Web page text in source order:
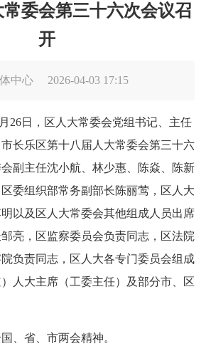
常委会第三十六次会议召
开
中心 2026-04-03 17:15
日，区人大常委会党组书记、主任
长乐区第十八届人大常委会第三十六
副主任沈小航、林少惠、陈焱、陈新
委组织部常务副部长陈丽莺，区人大
以及区人大常委会其他组成人员出席
亮，区监察委员会负责同志，区法院
负责同志，区人大各专门委员会组成
人大主席（工委主任）及部分市、区
省、市两会精神。